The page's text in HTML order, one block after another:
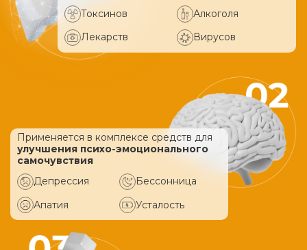
Токсинов
Алкоголя
Лекарств
Вирусов
Применяется в комплексе средств для
улучшения психо-эмоционального
самочувствия
Депрессия
Бессонница
Апатия
Усталость